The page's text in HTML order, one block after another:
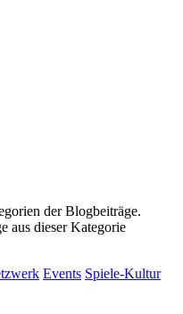
der Blogbeiträge.
aus dieser Kategorie
Events Spiele-Kultur